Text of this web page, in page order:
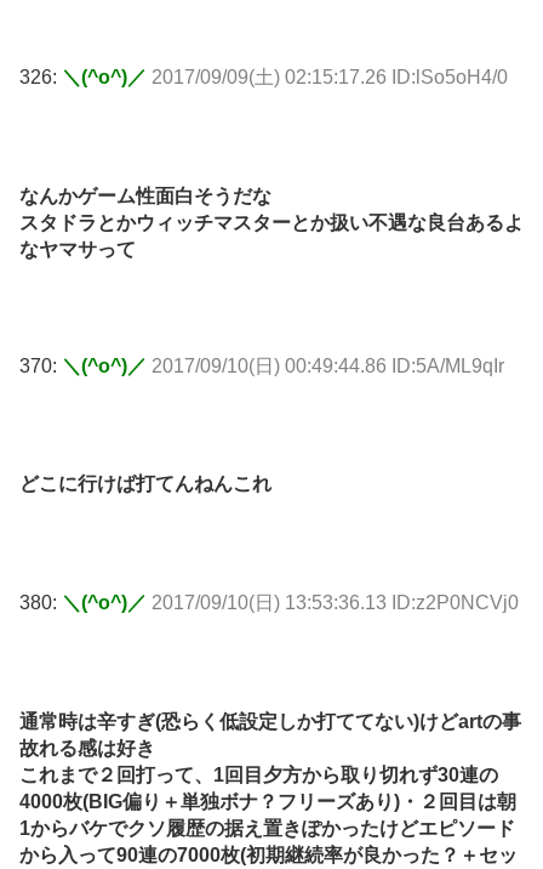
326: ＼(^o^)／ 2017/09/09(土) 02:15:17.26 ID:lSo5oH4/0
なんかゲーム性面白そうだな
スタドラとかウィッチマスターとか扱い不遇な良台あるよ
なヤマサって
370: ＼(^o^)／ 2017/09/10(日) 00:49:44.86 ID:5A/ML9qIr
どこに行けば打てんねんこれ
380: ＼(^o^)／ 2017/09/10(日) 13:53:36.13 ID:z2P0NCVj0
通常時は辛すぎ(恐らく低設定しか打ててない)けどartの事
故れる感は好き
これまで２回打って、1回目夕方から取り切れず30連の
4000枚(BIG偏り＋単独ボナ？フリーズあり)・２回目は朝
1からバケでクソ履歴の据え置きぽかったけどエピソード
から入って90連の7000枚(初期継続率が良かった？＋セッ